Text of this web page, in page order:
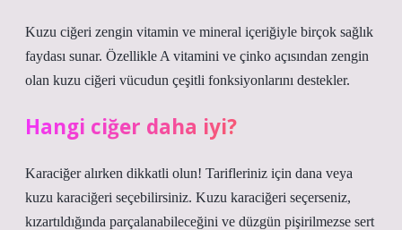
Kuzu ciğeri zengin vitamin ve mineral içeriğiyle birçok sağlık
faydası sunar. Özellikle A vitamini ve çinko açısından zengin
olan kuzu ciğeri vücudun çeşitli fonksiyonlarını destekler.
Hangi ciğer daha iyi?
Karaciğer alırken dikkatli olun! Tarifleriniz için dana veya
kuzu karaciğeri seçebilirsiniz. Kuzu karaciğeri seçerseniz,
kızartıldığında parçalanabileceğini ve düzgün pişirilmezse sert